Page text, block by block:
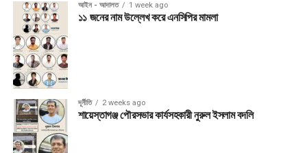
আইন - আদালত 1 week ago
১১ জনের নাম উল্লেখ করে এনসিপির মামলা
দূর্নীতি 2 weeks ago
শায়েস্তাগঞ্জ পৌরসভার কার্যসহকারী নুরুল ইসলাম বদলি